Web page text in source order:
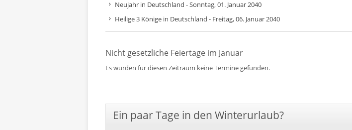
Neujahr in Deutschland - Sonntag, 01. Januar 2040
Heilige 3 Könige in Deutschland - Freitag, 06. Januar 2040
Nicht gesetzliche Feiertage im Januar
Es wurden für diesen Zeitraum keine Termine gefunden.
Ein paar Tage in den Winterurlaub?